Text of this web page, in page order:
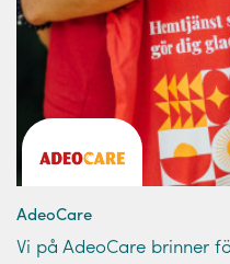
AdeoCare
Vi på AdeoCare brinner